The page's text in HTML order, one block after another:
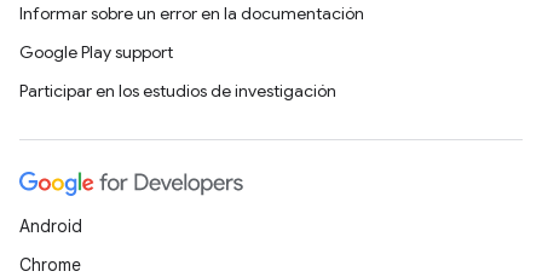
Informar sobre un error en la documentación
Google Play support
Participar en los estudios de investigación
Android
Chrome